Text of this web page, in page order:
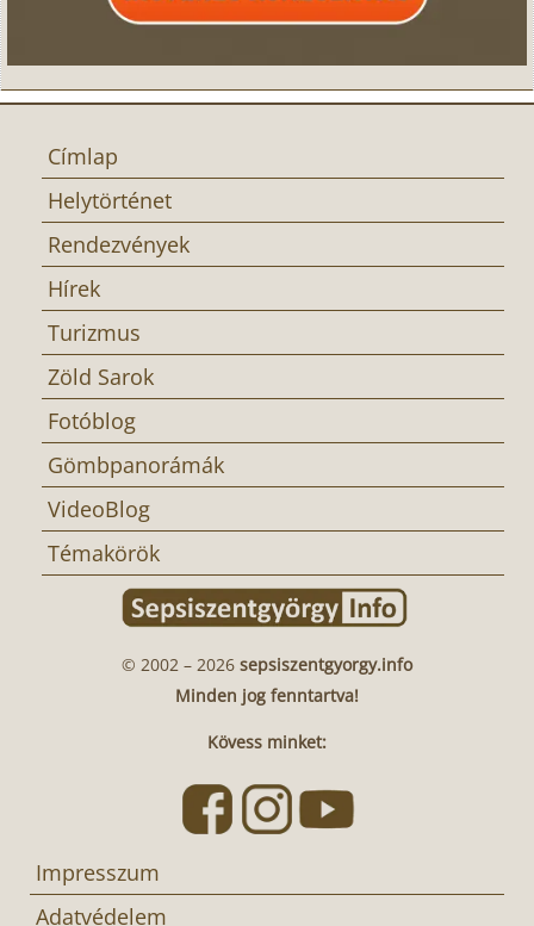
Címlap
Helytörténet
Rendezvények
Hírek
Turizmus
Zöld Sarok
Fotóblog
Gömbpanorámák
VideoBlog
Témakörök
© 2002 – 2026 sepsiszentgyorgy.info
Minden jog fenntartva!
Kövess minket:
Impresszum
Adatvédelem